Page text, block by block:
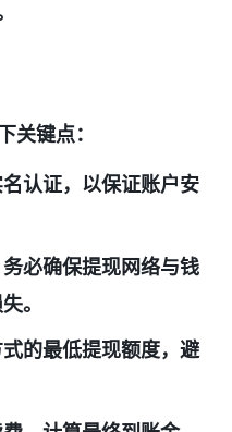
关键点：
认证，以保证账户安
必确保提现网络与钱
。
的最低提现额度，避